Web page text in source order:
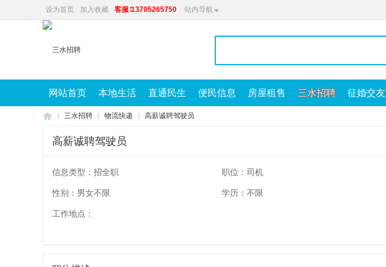
设为首页 加入收藏 客服∶13705265750 站内导航
网站首页 本地生活 直通民生 便民信息 房屋租售 三水招聘 征婚交友
»
三水招聘
»
物流快递 高薪诚聘驾驶员
高薪诚聘驾驶员
信息类型：招全职 职位：司机
性别：男女不限 学历：不限
工作地点：